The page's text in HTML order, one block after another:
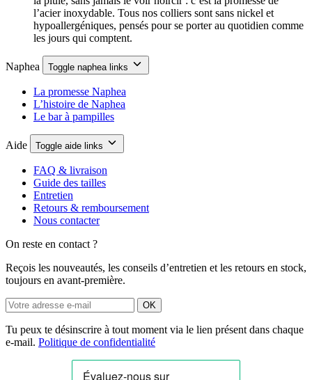
l’acier inoxydable. Tous nos colliers sont sans nickel et
hypoallergéniques, pensés pour se porter au quotidien comme
les jours qui comptent.
Naphea Toggle naphea links
La promesse Naphea
L’histoire de Naphea
Le bar à pampilles
Aide Toggle aide links
FAQ & livraison
Guide des tailles
Entretien
Retours & remboursement
Nous contacter
On reste en contact ?
Reçois les nouveautés, les conseils d’entretien et les retours en stock,
toujours en avant-première.
OK
Tu peux te désinscrire à tout moment via le lien présent dans chaque
e-mail. Politique de confidentialité